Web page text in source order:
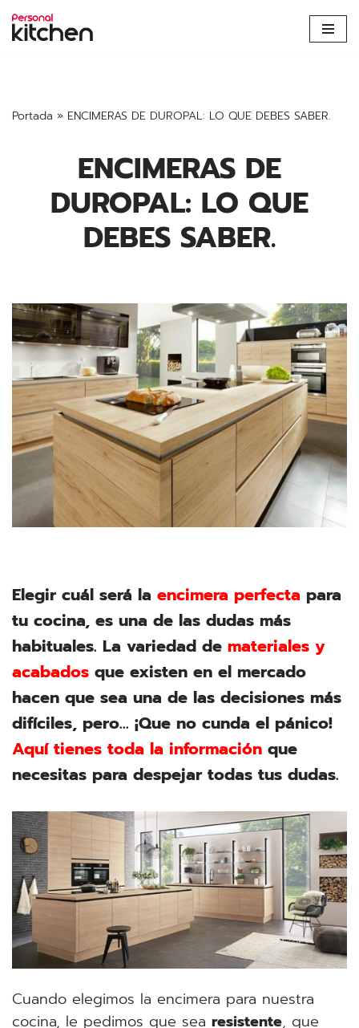
Saltar
Portada » ENCIMERAS DE DUROPAL: LO QUE DEBES SABER.
ENCIMERAS DE
DUROPAL: LO QUE
DEBES SABER.
Elegir cuál será la encimera perfecta para
tu cocina, es una de las dudas más
habituales. La variedad de materiales y
acabados que existen en el mercado
hacen que sea una de las decisiones más
difíciles, pero… ¡Que no cunda el pánico!
Aquí tienes toda la información que
necesitas para despejar todas tus dudas.
Cuando elegimos la encimera para nuestra
cocina, le pedimos que sea resistente, que